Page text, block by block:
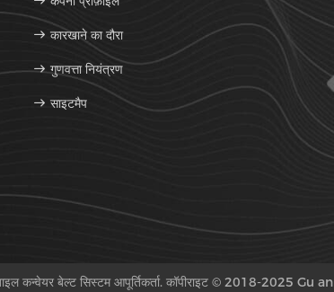
कारखाने का दौरा
गुणवत्ता नियंत्रण
साइटमैप
कन्वेयर बेल्ट सिस्टम आपूर्तिकर्ता. कॉपीराइट © 2018-2025